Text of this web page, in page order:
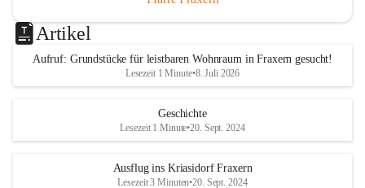
Artikel
Aufruf: Grundstücke für leistbaren Wohnraum in Fraxern gesucht!
Lesezeit 1 Minute•8. Juli 2026
Geschichte
Lesezeit 1 Minute•20. Sept. 2024
Ausflug ins Kriasidorf Fraxern
Lesezeit 3 Minuten•20. Sept. 2024